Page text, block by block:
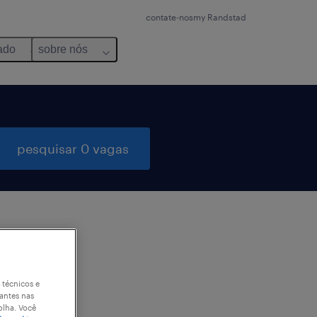
contate-nosmy Randstad
sobre nós
pesquisar 0 vagas
técnicos e
nas
Você